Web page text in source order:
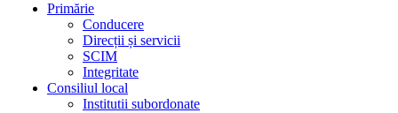
Primărie
Conducere
Direcții și servicii
SCIM
Integritate
Consiliul local
Institutii subordonate